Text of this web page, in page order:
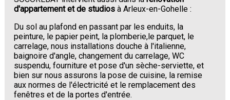
d'appartement et de studios à Arleux-en-Gohelle :
Du sol au plafond en passant par les enduits, la
peinture, le papier peint, la plomberie,le parquet, le
carrelage, nous installations douche à l'italienne,
baignoire d'angle, changement du carrelage, WC
suspendu, fourniture et pose d'un sèche-serviette, et
bien sur nous assurons la pose de cuisine, la remise
aux normes de l'électricité et le remplacement des
fenêtres et de la portes d'entrée.